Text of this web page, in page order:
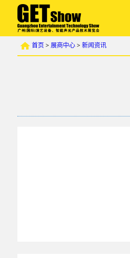
首页>展商中心>新闻资讯